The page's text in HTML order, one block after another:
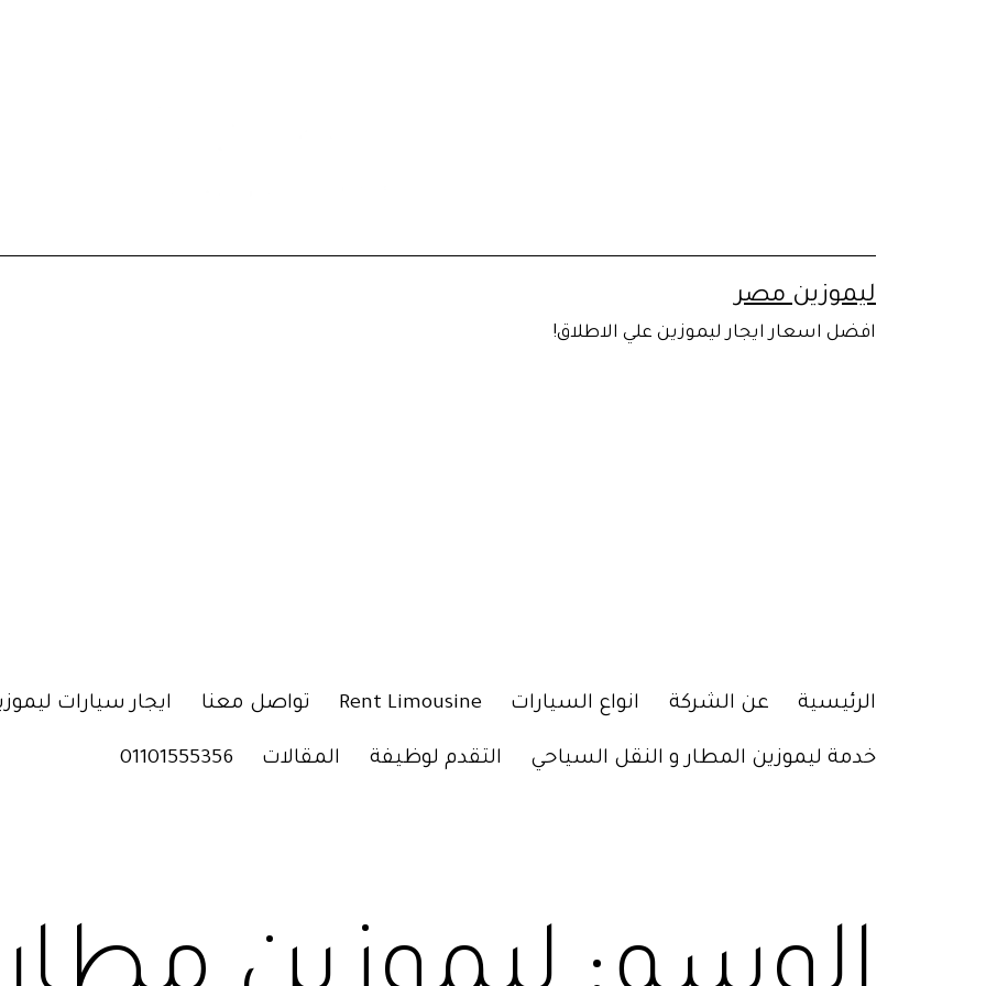
ليموزين مصر
افضل اسعار ايجار ليموزين علي الاطلاق!
الرئيسية عن الشركة انواع السيارات Rent Limousine تواصل معنا ايجار سيارات
خدمة ليموزين المطار و النقل السياحي التقدم لوظيفة المقالات 01101555356